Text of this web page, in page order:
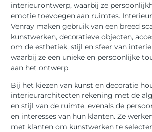
interieurontwerp, waarbij ze
emotie toevoegen aan ruimtes.
Venray maken gebruik van een breed
kunstwerken, decoratieve objecten,
om de esthetiek, stijl en sfeer van
waarbij ze een unieke en persoonlijke
aan het ontwerp.
Bij het kiezen van kunst en decoratie
interieurarchitecten rekening met de
en stijl van de ruimte, evenals de
en interesses van hun klanten. Ze
met klanten om kunstwerken te